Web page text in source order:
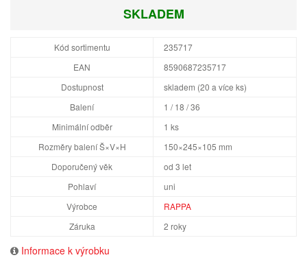
SKLADEM
Kód sortimentu
235717
EAN
8590687235717
Dostupnost
skladem (20 a více ks)
Balení
1 / 18 / 36
Minimální odběr
1 ks
Rozměry balení Š×V×H
150×245×105 mm
Doporučený věk
od 3 let
Pohlaví
uni
Výrobce
RAPPA
Záruka
2 roky
Informace k výrobku